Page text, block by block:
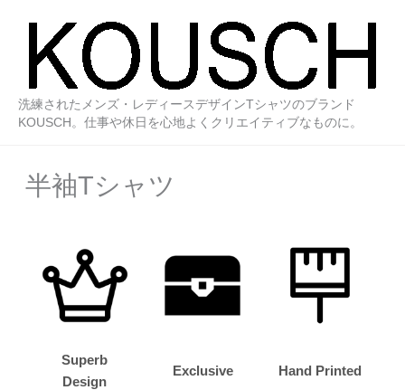
洗練されたメンズ・レディースデザインTシャツのブランド
KOUSCH。仕事や休日を心地よくクリエイティブなものに。
半袖Tシャツ
Superb
Design
Exclusive Hand Printed